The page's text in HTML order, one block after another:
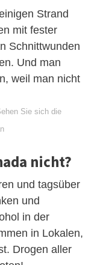
Strand
mit fester
Schnittwunden
Und man
weil man nicht
Sie sich die
nicht?
und tagsüber
und
in der
in Lokalen,
Drogen aller